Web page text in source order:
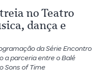
no Teatro
dança e
da Série Encontro
a parceria entre o Balé
Sons of Time